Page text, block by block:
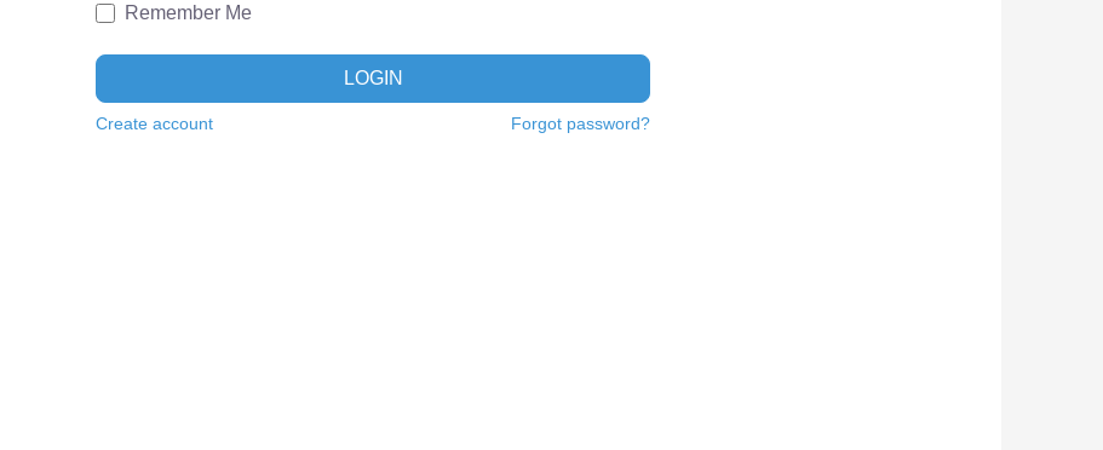
Remember Me
LOGIN
Create account Forgot password?